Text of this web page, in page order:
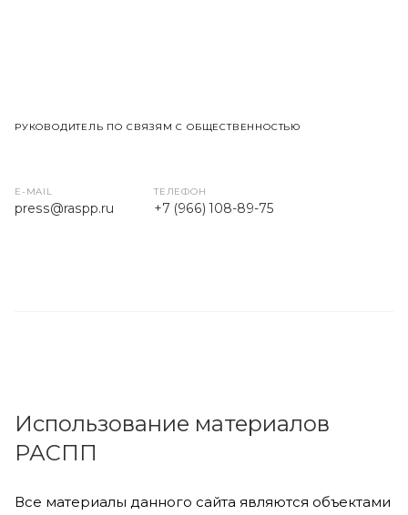
РУКОВОДИТЕЛЬ ПО СВЯЗЯМ С ОБЩЕСТВЕННОСТЬЮ
E-MAIL
press@raspp.ru
ТЕЛЕФОН
+7 (966) 108-89-75
Использование материалов
РАСПП
Все материалы данного сайта являются объектами